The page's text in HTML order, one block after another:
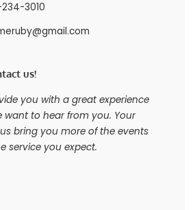
3010
us!
you with a great experience
want to hear from you. Your
bring you more of the events
service you expect.